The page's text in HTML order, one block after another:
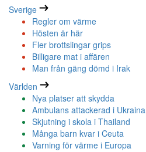
Sverige
Regler om värme
Hösten är här
Fler brottslingar grips
Billigare mat i affären
Man från gäng dömd i Irak
Världen
Nya platser att skydda
Ambulans attackerad i Ukraina
Skjutning i skola i Thailand
Många barn kvar i Ceuta
Varning för värme i Europa